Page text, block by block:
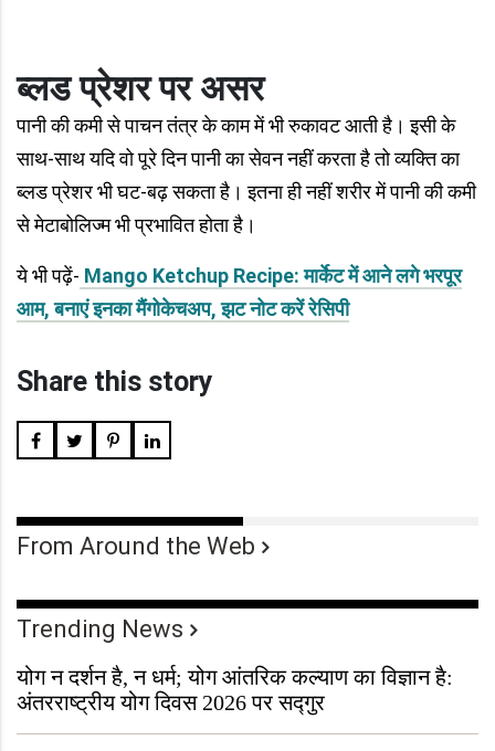
ब्लड प्रेशर पर असर
पानी की कमी से पाचन तंत्र के काम में भी रुकावट आती है। इसी के
साथ-साथ यदि वो पूरे दिन पानी का सेवन नहीं करता है तो व्यक्ति का
ब्लड प्रेशर भी घट-बढ़ सकता है। इतना ही नहीं शरीर में पानी की कमी
से मेटाबोलिज्म भी प्रभावित होता है।
ये भी पढ़ें- Mango Ketchup Recipe: मार्केट में आने लगे भरपूर
आम, बनाएं इनका मैंगोकेचअप, झट नोट करें रेसिपी
Share this story
From Around the Web
Trending News
योग न दर्शन है, न धर्म; योग आंतरिक कल्याण का विज्ञान है:
अंतरराष्ट्रीय योग दिवस 2026 पर सद्गुर